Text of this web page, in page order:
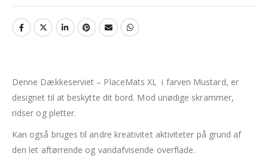
Denne Dækkeserviet – PlaceMats XL i farven Mustard, er
designet til at beskytte dit bord. Mod unødige skrammer,
ridser og pletter.
Kan også bruges til andre kreativitet aktiviteter på grund af
den let aftørrende og vandafvisende overflade.